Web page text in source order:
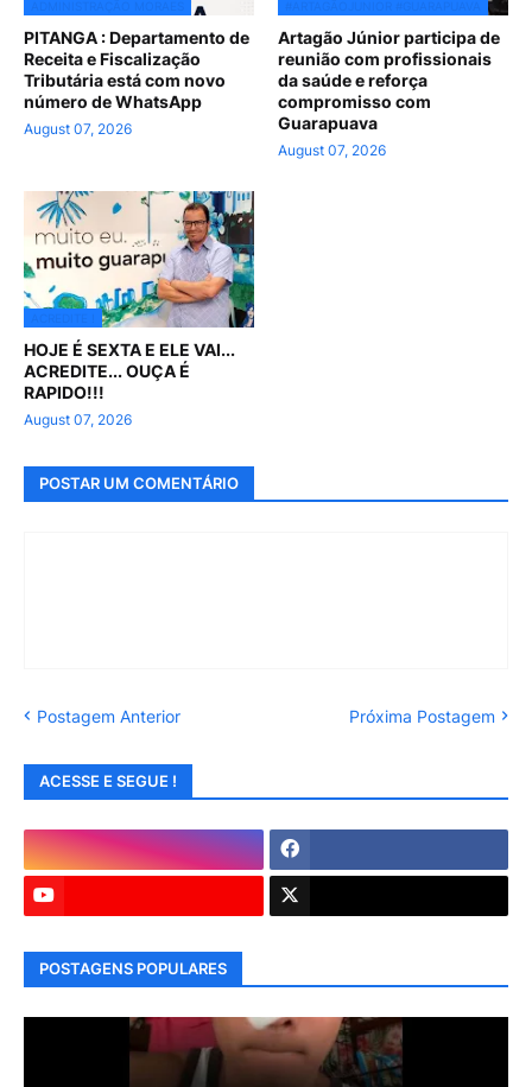
PITANGA : Departamento de
Receita e Fiscalização
Tributária está com novo
número de WhatsApp
August 07, 2026
Artagão Júnior participa de
reunião com profissionais
da saúde e reforça
compromisso com
Guarapuava
August 07, 2026
HOJE É SEXTA E ELE VAI...
ACREDITE... OUÇA É
RAPIDO!!!
August 07, 2026
POSTAR UM COMENTÁRIO
Postagem Anterior Próxima Postagem
ACESSE E SEGUE !
POSTAGENS POPULARES